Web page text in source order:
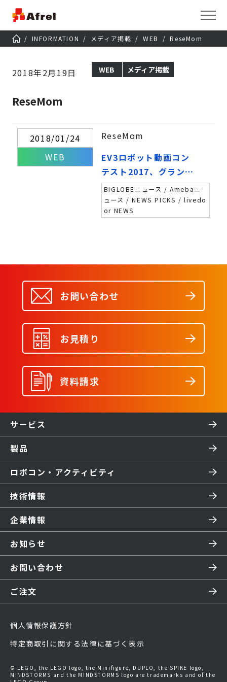
INFORMATION メディア掲載 WEB ReseMom
2018年2月19日 WEB メディア掲載
ReseMom
2018/01/24
WEB
ReseMom
EV3ロボット動画コン
テスト2017、グランプ
リは「ものまねロボッ
ト作ってみた」
BIGLOBEニュース / Amebaニ
ュース / NEWS PICKS / livedo
or NEWS
お問い合わせ
お見積り
資料請求
サービス
製品
ロボコン・アクティビティ
技術情報
企業情報
お知らせ
お問い合わせ
ご注文
個人情報保護方針
特定商取引に関する法律に基づく表示
© LEGO, the LEGO logo, the Minifigure, DUPLO, the SPIKE logo,
MINDSTORMS and the MINDSTORMS logo are trademarks and of the